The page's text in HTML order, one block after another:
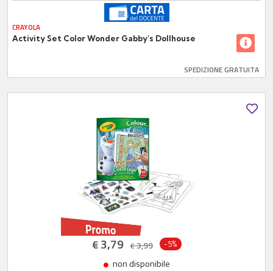
CRAYOLA
Activity Set Color Wonder Gabby's Dollhouse
SPEDIZIONE GRATUITA
€3,79 €3,99 -5%
non disponibile